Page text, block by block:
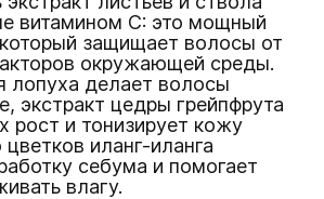
витамином С: это мощный
защищает волосы от
окружающей среды.
лопуха делает волосы
экстракт цедры грейпфрута
рост и тонизирует кожу
иланг-иланга
себума и помогает
влагу.